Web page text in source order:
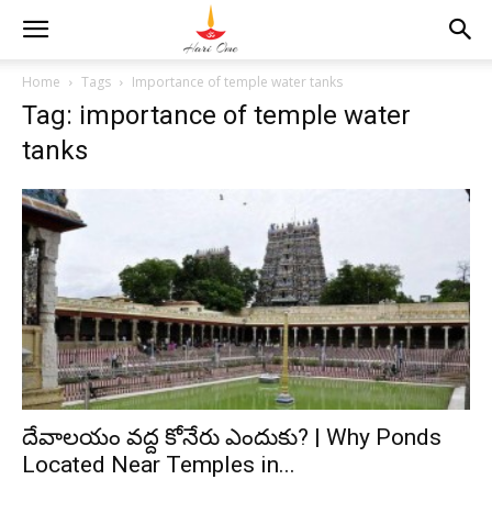
Home Tags Importance of temple water tanks
Tag: importance of temple water
tanks
దేవాలయం వద్ద కోనేరు ఎందుకు? | Why Ponds
Located Near Temples in...